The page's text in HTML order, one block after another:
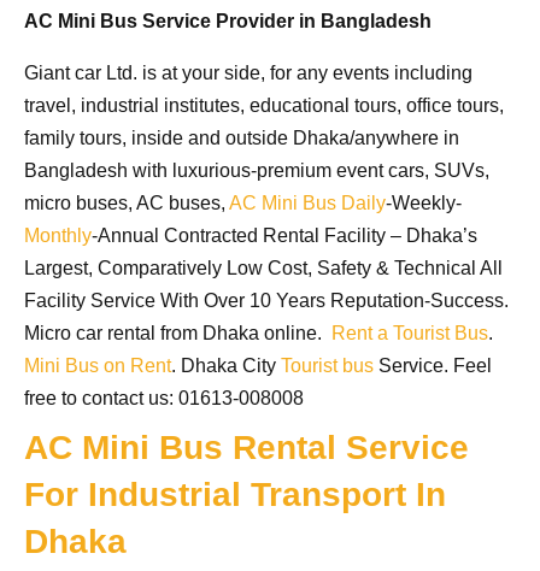
AC Mini Bus Service Provider in Bangladesh
Giant car Ltd. is at your side, for any events including
travel, industrial institutes, educational tours, office tours,
family tours, inside and outside Dhaka/anywhere in
Bangladesh with luxurious-premium event cars, SUVs,
micro buses, AC buses, AC Mini Bus Daily-Weekly-
Monthly-Annual Contracted Rental Facility – Dhaka’s
Largest, Comparatively Low Cost, Safety & Technical All
Facility Service With Over 10 Years Reputation-Success.
Micro car rental from Dhaka online.
Rent a Tourist Bus.
Mini Bus on Rent. Dhaka City Tourist bus Service. Feel
free to contact us: 01613-008008
AC Mini Bus Rental Service
For Industrial Transport In
Dhaka